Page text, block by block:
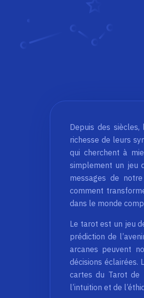
Depuis des
richesse de leurs
qui cherchent à
simplement un jeu
messages de
comment
dans le monde
Le tarot est un jeu
prédiction de
arcanes peuvent
décisions éclairées.
cartes du Tarot de
l’intuition et de